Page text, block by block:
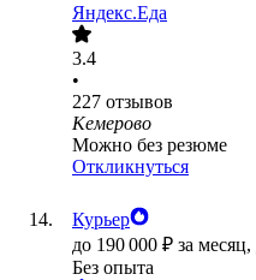
Яндекс.Еда
3.4
•
227 отзывов
Кемерово
Можно без резюме
Откликнуться
Курьер
до 190 000 ₽ за месяц,
Без опыта